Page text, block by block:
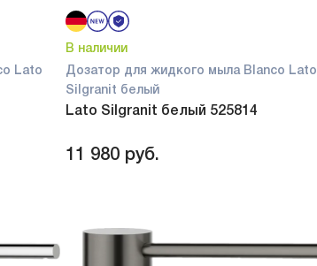
Lato
В наличии
Дозатор для жидкого мыла Blanco Lato
Silgranit белый
Lato Silgranit белый 525814
11 980 руб.